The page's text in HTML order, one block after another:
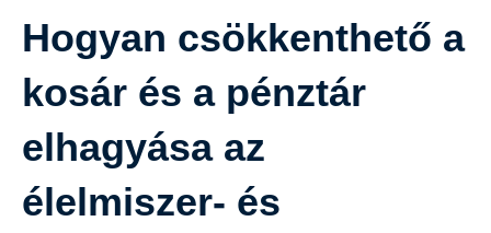
Hogyan csökkenthető a
kosár és a pénztár
elhagyása az
élelmiszer- és